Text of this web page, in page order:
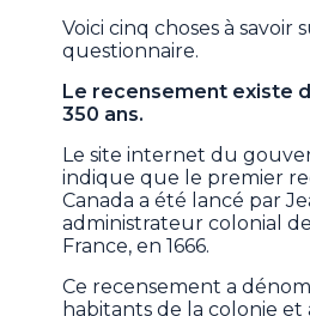
Voici cinq choses à savoir
questionnaire.
Le recensement existe
350 ans.
Le site internet du
indique que le premier
Canada a été lancé par
administrateur colonial
France, en 1666.
Ce recensement a
habitants de la colonie